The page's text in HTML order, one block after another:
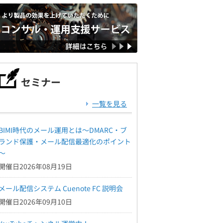
セミナー
一覧を見る
時代のメール運用とは～DMARC・ブ
ンド保護・メール配信最適化のポイント
催日2026年08月19日
ール配信システム Cuenote FC 説明会
催日2026年09月10日